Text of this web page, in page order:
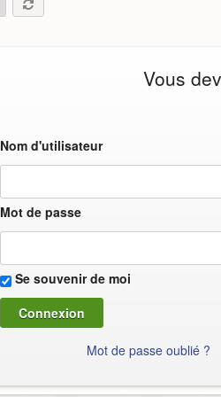
Vous
Nom d'utilisateur
Mot de passe
Se souvenir de moi
Mot de passe oublié ?